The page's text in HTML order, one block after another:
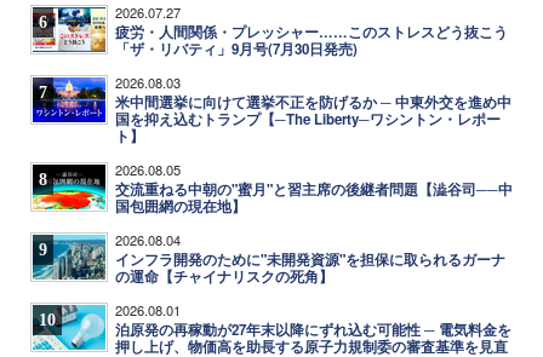
6 2026.07.27
疲労・人間関係・プレッシャー……このストレスどう抜こう
「ザ・リバティ」9月号(7月30日発売)
7 2026.08.03
米中間選挙に向けて選挙不正を防げるか ─ 中東外交を進め中
国を抑え込むトランプ【─The Liberty─ワシントン・レポー
ト】
8 2026.08.05
交流重ねる中朝の"蜜月"と習主席の後継者問題【澁谷司──中
国包囲網の現在地】
9 2026.08.04
インフラ開発のために"未開発資源"を担保に取られるガーナ
の運命【チャイナリスクの死角】
10 2026.08.01
泊原発の再稼動が27年末以降にずれ込む可能性 ─ 電気料金を
押し上げ、物価高を助長する原子力規制委の審査基準を見直